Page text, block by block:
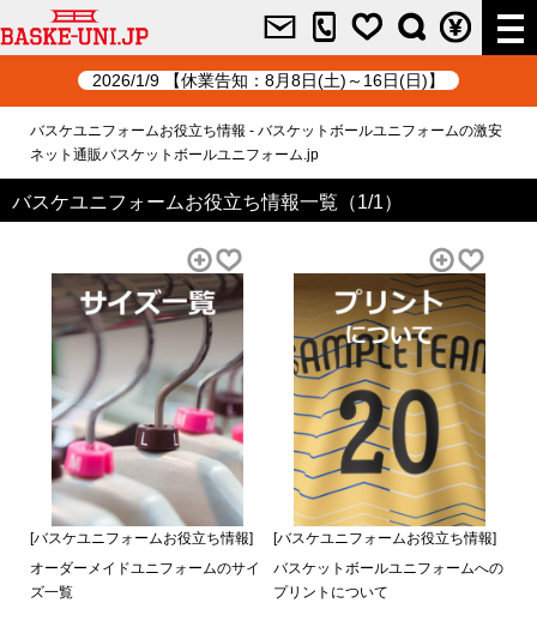
2026/1/9 【休業告知：8月8日(土)～16日(日)】
バスケユニフォームお役立ち情報 - バスケットボールユニフォームの激安
ネット通販バスケットボールユニフォーム.jp
バスケユニフォームお役立ち情報一覧（1/1）
[バスケユニフォームお役立ち情報]
オーダーメイドユニフォームのサイ
ズ一覧
[バスケユニフォームお役立ち情報]
バスケットボールユニフォームへの
プリントについて